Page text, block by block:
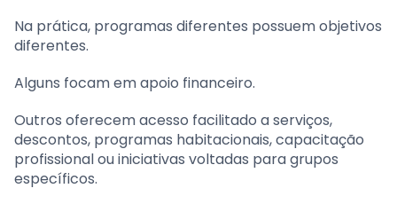
Na prática, programas diferentes possuem objetivos
diferentes.
Alguns focam em apoio financeiro.
Outros oferecem acesso facilitado a serviços,
descontos, programas habitacionais, capacitação
profissional ou iniciativas voltadas para grupos
específicos.